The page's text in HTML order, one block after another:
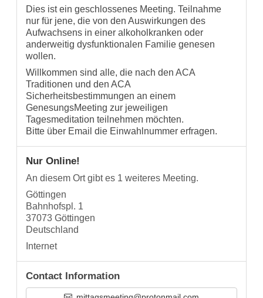
Dies ist ein geschlossenes Meeting. Teilnahme
nur für jene, die von den Auswirkungen des
Aufwachsens in einer alkoholkranken oder
anderweitig dysfunktionalen Familie genesen
wollen.
Willkommen sind alle, die nach den ACA
Traditionen und den ACA
Sicherheitsbestimmungen an einem
GenesungsMeeting zur jeweiligen
Tagesmeditation teilnehmen möchten.
Bitte über Email die Einwahlnummer erfragen.
Nur Online!
An diesem Ort gibt es 1 weiteres Meeting.
Göttingen
Bahnhofspl. 1
37073 Göttingen
Deutschland
Internet
Contact Information